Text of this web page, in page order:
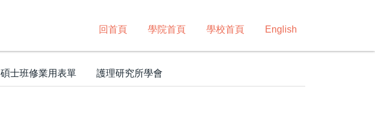
回首頁 學院首頁 學校首頁 English
碩士班修業用表單 護理研究所學會